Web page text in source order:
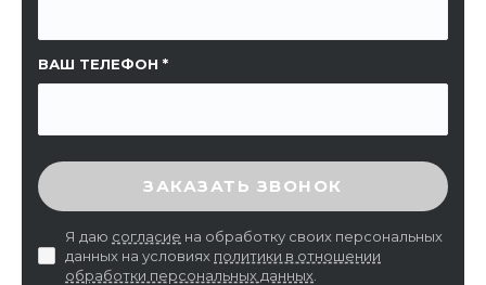
ВАШ ТЕЛЕФОН
ВВЕДИТЕ ПРОВЕРОЧНЫЙ КОД
ЗАКАЗАТЬ ЗВОНОК
Я даю согласие на обработку своих персональных
данных на условиях политики в отношении
обработки персональных данных